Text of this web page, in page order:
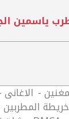
ياسمين
الاغانى
خريطة المطربين